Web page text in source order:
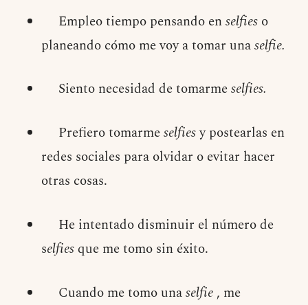
Empleo tiempo pensando enselfies o
planeando cómo me voy a tomar unaselfie.
Siento necesidad de tomarmeselfies.
Prefiero tomarmeselfiesy postearlas en
redes sociales para olvidar o evitar hacer
otras cosas.
He intentado disminuir el número de
selfies que me tomo sin éxito.
Cuando me tomo unaselfie , me